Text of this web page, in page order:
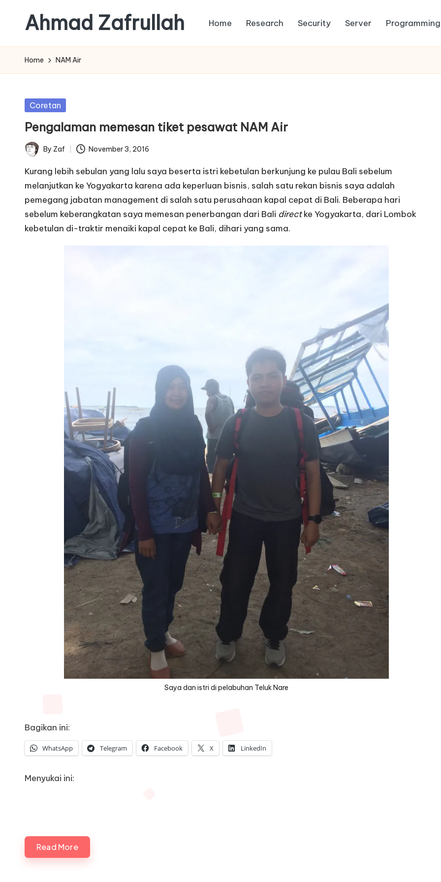
content
Ahmad Zafrullah
to
Learn
better
than
Learn
how
to
Work
Home Research Security Server Programming
Home NAM Air
Posted
Coretan
Pengalaman memesan tiket pesawat NAM Air
Posted
by
By Zaf November 3, 2016
Kurang lebih sebulan yang lalu saya beserta istri kebetulan berkunjung ke pulau Bali sebelum
melanjutkan ke Yogyakarta karena ada keperluan bisnis, salah satu rekan bisnis saya adalah
pemegang jabatan management di salah satu perusahaan kapal cepat di Bali. Beberapa hari
sebelum keberangkatan saya memesan penerbangan dari Bali directke Yogyakarta, dari Lombok
kebetulan di-traktir menaiki kapal cepat ke Bali, dihari yang sama.
Saya dan istri di pelabuhan Teluk Nare
Bagikan ini:
WhatsApp Telegram Facebook X LinkedIn
Menyukai ini:
Read More